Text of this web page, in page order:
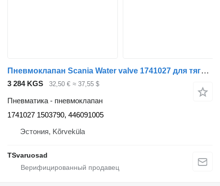
Пневмоклапан Scania Water valve 1741027 для тягача Scania P380
3 284 KGS 32,50 € ≈ 37,55 $
Пневматика - пневмоклапан
1741027 1503790, 446091005
Эстония, Kõrveküla
TSvaruosad